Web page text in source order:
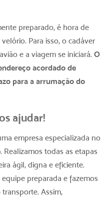
preparado, é hora de
Para isso, o cadáver
e a viagem se iniciará. O
acordado de
para a arrumação do
ajudar!
empresa especializada no
. Realizamos todas as etapas
ágil, digna e eficiente.
preparada e fazemos
Assim,